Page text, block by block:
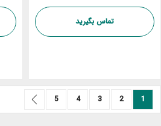
تماس بگیرید
صفحهشما در حال خواندن صفحه
1 صفحه
2 صفحه
3 صفحه
4 صفحه
5